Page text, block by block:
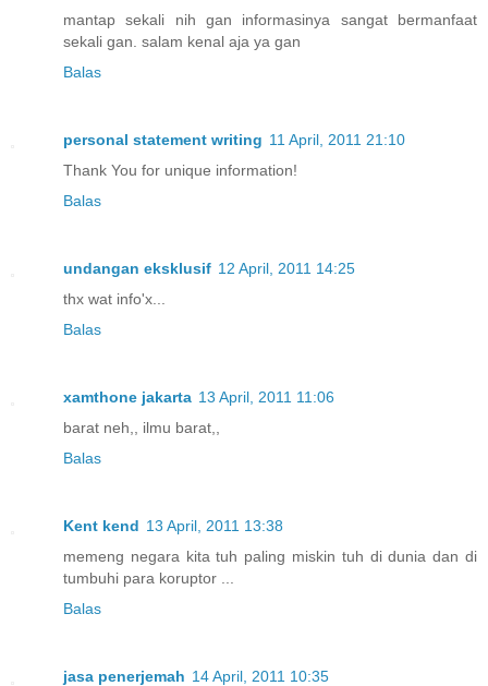
mantap sekali nih gan informasinya sangat bermanfaat
sekali gan. salam kenal aja ya gan
Balas
personal statement writing 11 April, 2011 21:10
Thank You for unique information!
Balas
undangan eksklusif 12 April, 2011 14:25
thx wat info'x...
Balas
xamthone jakarta 13 April, 2011 11:06
barat neh,, ilmu barat,,
Balas
Kent kend 13 April, 2011 13:38
memeng negara kita tuh paling miskin tuh di dunia dan di
tumbuhi para koruptor ...
Balas
jasa penerjemah 14 April, 2011 10:35